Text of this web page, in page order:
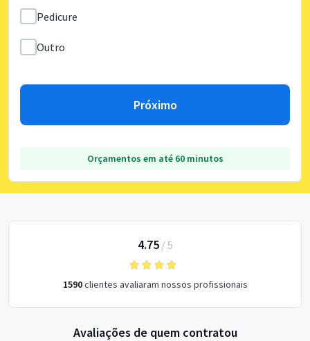
Pedicure
Outro
Próximo
Orçamentos em até 60 minutos
4.75/ 5
1590clientes avaliaram nossos profissionais
Avaliações de quem contratou